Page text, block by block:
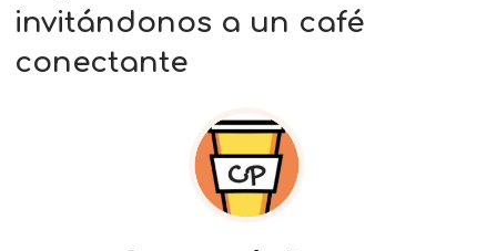
invitándonos a un café
conectante